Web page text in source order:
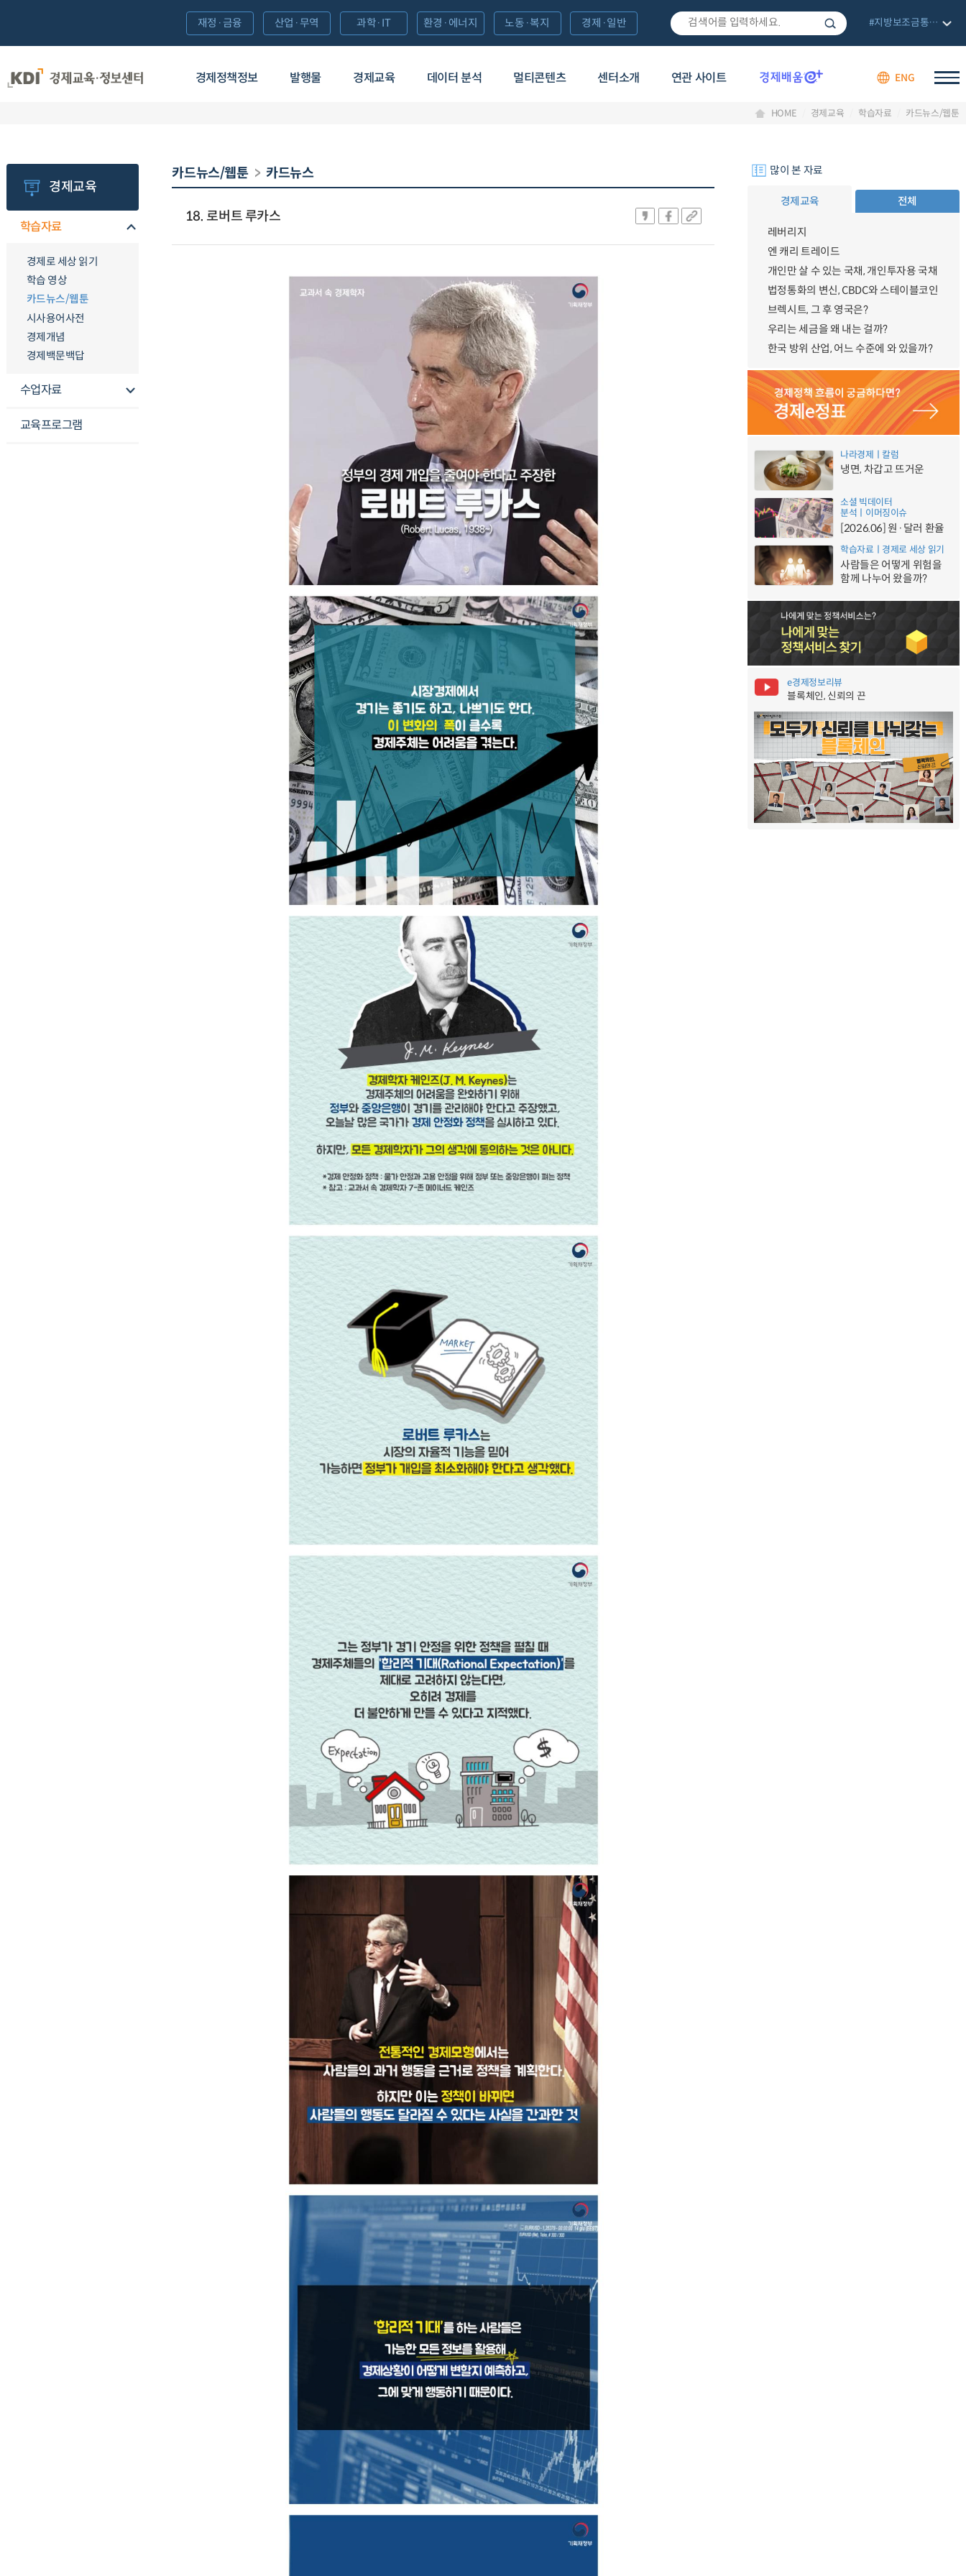
경제정책정보 발행물 경제교육 데이터 분석 멀티콘텐츠 센터소개 연관 사이트 ENG
재정·금융 산업·무역 과학·IT 환경·에너지 노동·복지 경제·일반 #지방보조금통합관리망
HOME 경제교육 학습자료 카드뉴스/웹툰
경제교육
학습자료
경제로 세상 읽기
학습 영상
카드뉴스/웹툰
시사용어사전
경제개념
경제백문백답
수업자료
교육프로그램
카드뉴스/웹툰 카드뉴스
18. 로버트 루카스
많이 본 자료
경제교육 전체
레버리지
엔 캐리 트레이드
개인만 살 수 있는 국채, 개인투자용 국채
법정통화의 변신, CBDC와 스테이블코인
브렉시트, 그 후 영국은?
우리는 세금을 왜 내는 걸까?
한국 방위 산업, 어느 수준에 와 있을까?
나라경제ㅣ칼럼
냉면, 차갑고 뜨거운
소셜 빅데이터
분석ㅣ이머징이슈
[2026.06] 원·달러 환율
학습자료ㅣ경제로 세상 읽기
사람들은 어떻게 위험을
함께 나누어 왔을까?
e경제정보리뷰
블록체인, 신뢰의 끈